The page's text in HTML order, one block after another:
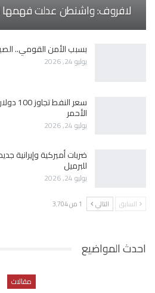
لافروف: واشنطن عدلت فهمها
بسبب الأمن القومي..
يوليو 24, 2026
سعر
الأحمر
يوليو 24, 2026
ضربات أميركية وإيرانية
للبرميل
يوليو 24, 2026
السابق التالي 1 من 3٬704
احدث المواضيع
مقالات